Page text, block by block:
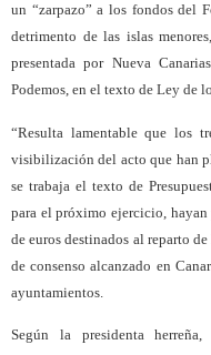
un “zarpazo” a los fondos del
detrimento de las islas
presentada por Nueva
Podemos, en el texto de Ley de
“Resulta lamentable que los
visibilización del acto que han
se trabaja el texto de
para el próximo ejercicio,
de euros destinados al reparto
de consenso alcanzado en
ayuntamientos.
Según la presidenta